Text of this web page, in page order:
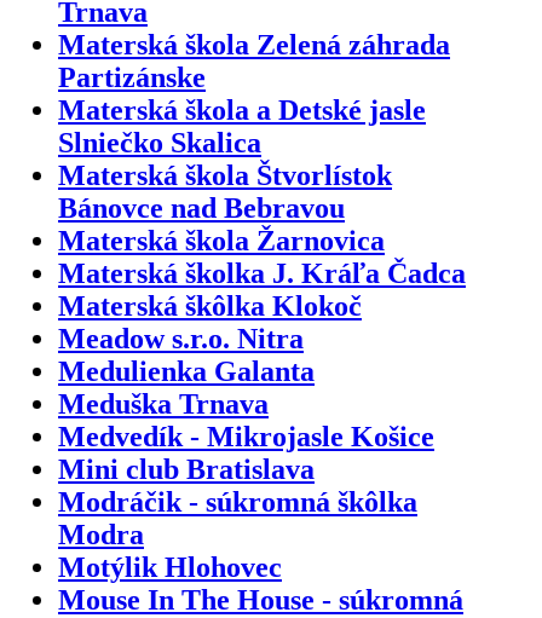
Trnava
Materská škola Zelená záhrada
Partizánske
Materská škola a Detské jasle
Slniečko Skalica
Materská škola Štvorlístok
Bánovce nad Bebravou
Materská škola Žarnovica
Materská školka J. Kráľa Čadca
Materská škôlka Klokoč
Meadow s.r.o. Nitra
Medulienka Galanta
Meduška Trnava
Medvedík - Mikrojasle Košice
Mini club Bratislava
Modráčik - súkromná škôlka
Modra
Motýlik Hlohovec
Mouse In The House - súkromná